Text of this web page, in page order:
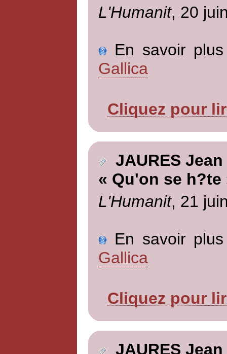
L'Humanit, 20
En savoir
Gallica
Cliquez pour
JAURES Jean
« Qu'on se h?te
L'Humanit, 21
En savoir
Gallica
Cliquez pour
JAURES Jean